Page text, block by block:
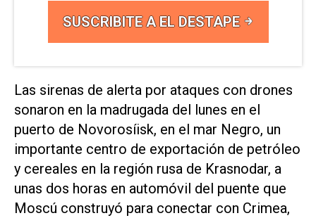
SUSCRIBITE A EL DESTAPE
Las sirenas de alerta por ataques con drones
sonaron en la madrugada del lunes en el
puerto de Novorosíisk, en ​el mar ‌Negro, un
importante centro de exportación de petróleo
y cereales en la región rusa de Krasnodar, a
unas dos horas en automóvil del puente que
Moscú construyó para conectar ⁠con Crimea,